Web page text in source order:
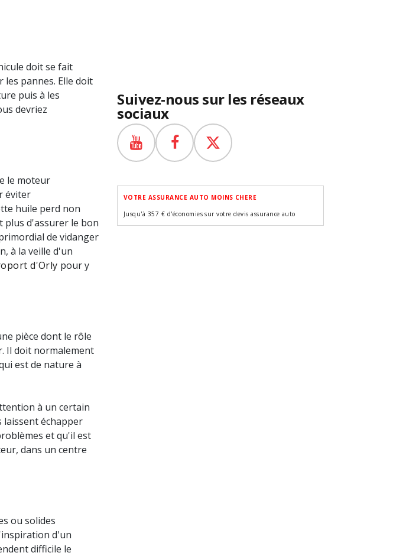
doit se fait
pannes. Elle doit
puis à les
devriez
le moteur
éviter
huile perd non
plus d'assurer le bon
de vidanger
à la veille d'un
d'Orly pour y
pièce dont le rôle
Il doit normalement
est de nature à
à un certain
laissent échapper
et qu'il est
dans un centre
ou solides
d'un
difficile le
Suivez-nous sur les réseaux
sociaux
VOTRE ASSURANCE AUTO MOINS CHERE
Jusqu'à 357 € d'économies sur votre devis assurance auto